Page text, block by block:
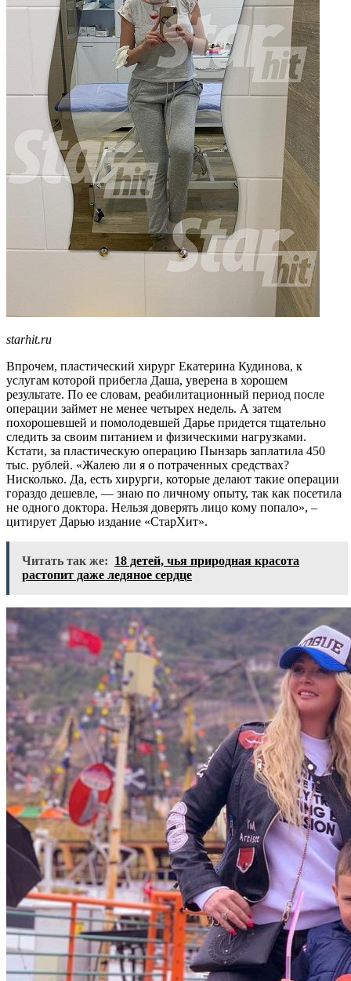
starhit.ru
Впрочем, пластический хирург Екатерина Кудинова, к
услугам которой прибегла Даша, уверена в хорошем
результате. По ее словам, реабилитационный период после
операции займет не менее четырех недель. А затем
похорошевшей и помолодевшей Дарье придется тщательно
следить за своим питанием и физическими нагрузками.
Кстати, за пластическую операцию Пынзарь заплатила 450
тыс. рублей. «Жалею ли я о потраченных средствах?
Нисколько. Да, есть хирурги, которые делают такие операции
гораздо дешевле, — знаю по личному опыту, так как посетила
не одного доктора. Нельзя доверять лицо кому попало», –
цитирует Дарью издание «СтарХит».
Читать так же: 18 детей, чья природная красота
растопит даже ледяное сердце